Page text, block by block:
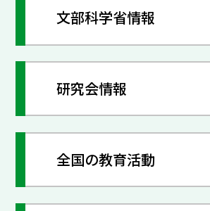
文部科学省情報
研究会情報
全国の教育活動